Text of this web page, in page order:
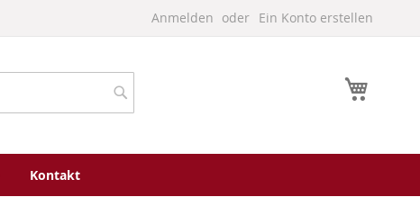
Anmelden Ein Konto erstellen
Suche
Kontakt